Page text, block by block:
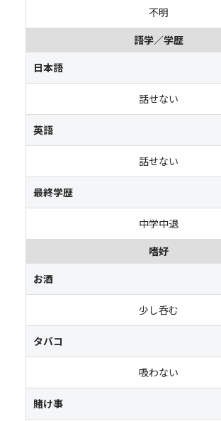
不明
語学／学歴
日本語
話せない
英語
話せない
最終学歴
中学中退
嗜好
お酒
少し呑む
タバコ
吸わない
賭け事